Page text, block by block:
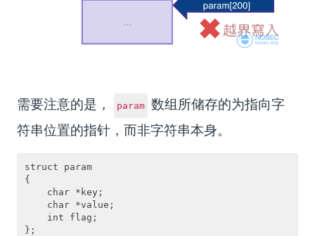
需要注意的是， param
数组所储存的为指向字
符串位置的指针，而非字符串本身。
struct param
{
    char *key;
    char *value;
    int flag;